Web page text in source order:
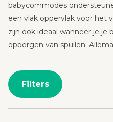
babycommodes
een vlak oppervlak voor het
zijn ook ideaal wanneer je je
opbergen van spullen.
Filters